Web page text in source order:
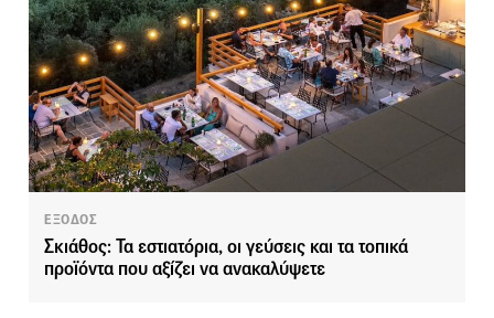
ΕΞΟΔΟΣ
Σκιάθος: Τα εστιατόρια, οι γεύσεις και τα τοπικά
προϊόντα που αξίζει να ανακαλύψετε